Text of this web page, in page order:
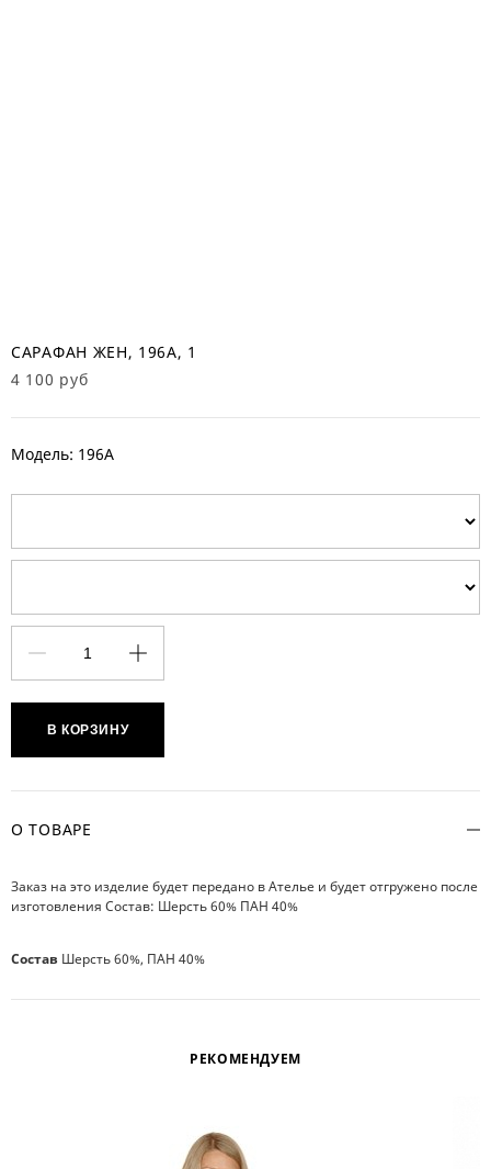
САРАФАН ЖЕН, 196А, 1
4 100 руб
Модель: 196А
В КОРЗИНУ
О ТОВАРЕ
Заказ на это изделие будет передано в Ателье и будет отгружено после
изготовления Состав: Шерсть 60% ПАН 40%
Состав Шерсть 60%, ПАН 40%
РЕКОМЕНДУЕМ